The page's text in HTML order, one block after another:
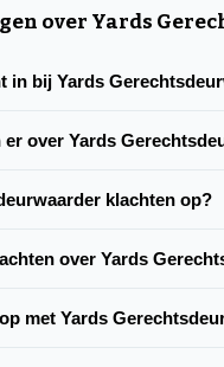
over Yards
in bij Yards
over Yards
klachten op?
over Yards
met Yards